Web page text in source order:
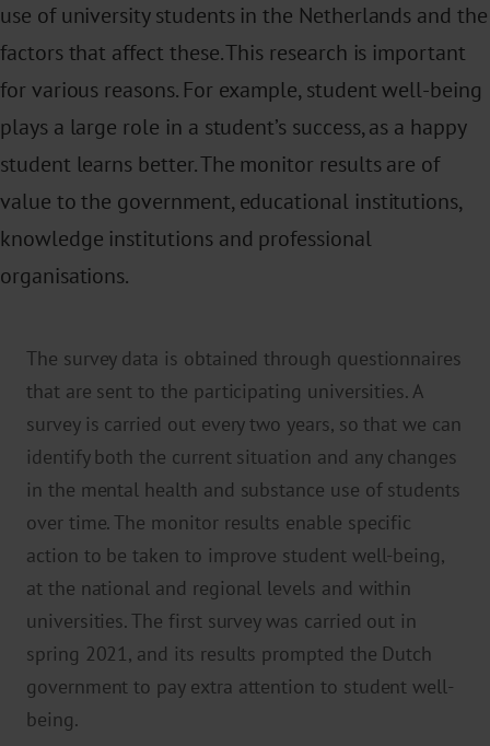
use of university students in the Netherlands and the
factors that affect these. This research is important
for various reasons. For example, student well-being
plays a large role in a student’s success, as a happy
student learns better. The monitor results are of
value to the government, educational institutions,
knowledge institutions and professional
organisations.
The survey data is obtained through questionnaires
that are sent to the participating universities. A
survey is carried out every two years, so that we can
identify both the current situation and any changes
in the mental health and substance use of students
over time. The monitor results enable specific
action to be taken to improve student well-being,
at the national and regional levels and within
universities. The first survey was carried out in
spring 2021, and its results prompted the Dutch
government to pay extra attention to student well-
being.